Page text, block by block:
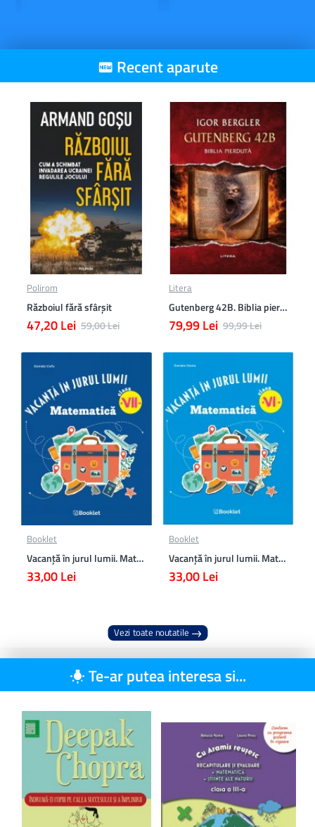
Recent aparute
Polirom
Războiul fără sfârşit
47,20 Lei 59,00 Lei
Litera
Gutenberg 42B. Biblia pierduta
79,99 Lei 99,99 Lei
Booklet
Vacanță în jurul lumii. Matematică clasa a VII-a – EDIȚIA 2026
33,00 Lei
Booklet
Vacanță în jurul lumii. Matematică clasa a VI-a – EDIȚIA 2026
33,00 Lei
Vezi toate noutatile
Te-ar putea interesa si...